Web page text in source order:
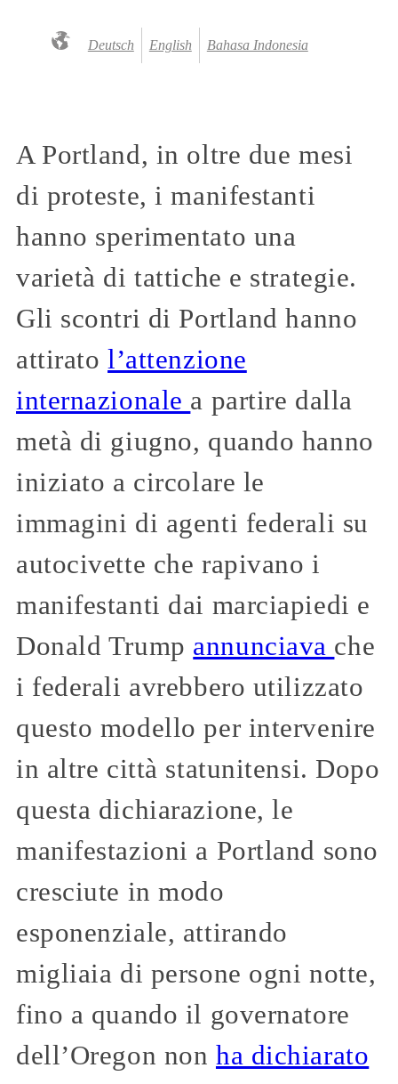
Deutsch English Bahasa Indonesia
A Portland, in oltre due mesi
di proteste, i manifestanti
hanno sperimentato una
varietà di tattiche e strategie.
Gli scontri di Portland hanno
attiratol’attenzione
internazionale a partire dalla
metà di giugno, quando hanno
iniziato a circolare le
immagini di agenti federali su
autocivette che rapivano i
manifestanti dai marciapiedi e
Donald Trump annunciava che
i federali avrebbero utilizzato
questo modello per intervenire
in altre città statunitensi. Dopo
questa dichiarazione, le
manifestazioni a Portland sono
cresciute in modo
esponenziale, attirando
migliaia di persone ogni notte,
fino a quando il governatore
dell’Oregon non ha dichiarato